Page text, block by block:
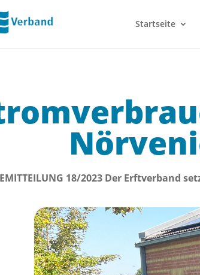
Startseite
18/2023 Der